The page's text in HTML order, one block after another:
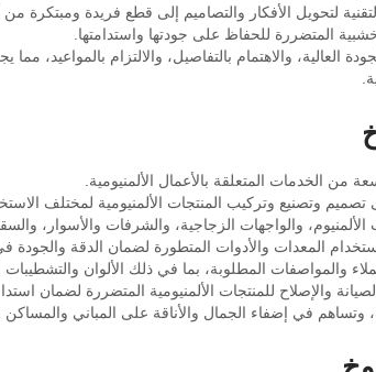
لتحويل الأفكار والتصاميم إلى قطع فريدة ومبتكرة من
المتضررة للحفاظ على جودتها واستدامتها.
والاهتمام بالتفاصيل، والالتزام بالمواعيد، مما
الخدمات المتعلقة بالأعمال الألمنيومية.
وتصنيع وتركيب المنتجات الألمنيومية لمختلف
والواجهات الزجاجية، والشرفات والأسوار،
استخدام المعدات والأدوات المتطورة لضمان الدقة والجودة
والمواصفات المطلوبة، بما في ذلك الألوان والتشطيبات
والإصلاح للمنتجات الألمنيومية المتضررة لضمان
وتساهم في إضفاء الجمال والأناقة على المباني والمساكن